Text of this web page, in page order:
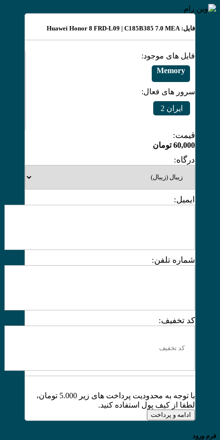
فایل: Huawei Honor 8 FRD-L09 | C185B385 7.0 MEA
فایل های موجود:
Memory
سرور های فعال:
ایران 2
قیمت:
60,000 تومان
درگاه:
ایمیل:
شماره تلفن:
کد تخفیف:
با توجه به محدودیت پرداخت های زیر 5.000 تومان،
لطفا از کیف پول استفاده کنید.
ادامه و پرداخت
فرم ورود